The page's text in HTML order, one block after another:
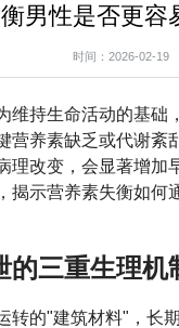
男性是否更容
时间：2026-02-19
维持生命活动的基础
营养素缺乏或代谢紊
理改变，会显著增加
揭示营养素失衡如何
三重生理机
转的"建筑材料"，长